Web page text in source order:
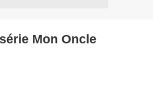
Mon Oncle